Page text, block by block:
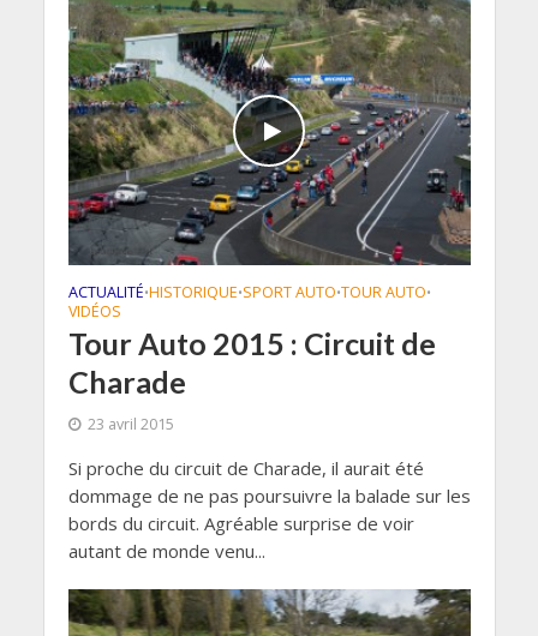
ACTUALITÉ•HISTORIQUE•SPORT AUTO•TOUR AUTO•
VIDÉOS
Tour Auto 2015 : Circuit de
Charade
23 avril 2015
Si proche du circuit de Charade, il aurait été
dommage de ne pas poursuivre la balade sur les
bords du circuit. Agréable surprise de voir
autant de monde venu...